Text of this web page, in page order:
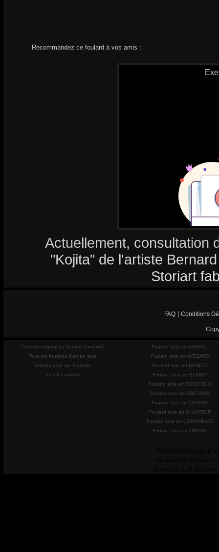
Recommandez ce foulard à vos amis :
Actuellement, consultation
"Kojita" de l'artiste
Storiart
FAQ Conditions
Concept original du foulard numéroté
Tous les foulards d'art en soie
Artistes déjà sur foulards
Tous les artistes
Foulard soie art AMARAL
Foulard soie art AVEZARD
Foulard soie art BENETT
Foulard soie art BLIGNY
Foulard soie art BOUCHEIX
Foulard soie art BRESSAN
Foulard soie art CADENE
Foulard soie art CHARRIER
Foulard soie art COROMINAS
Foulard soie art CRISSE